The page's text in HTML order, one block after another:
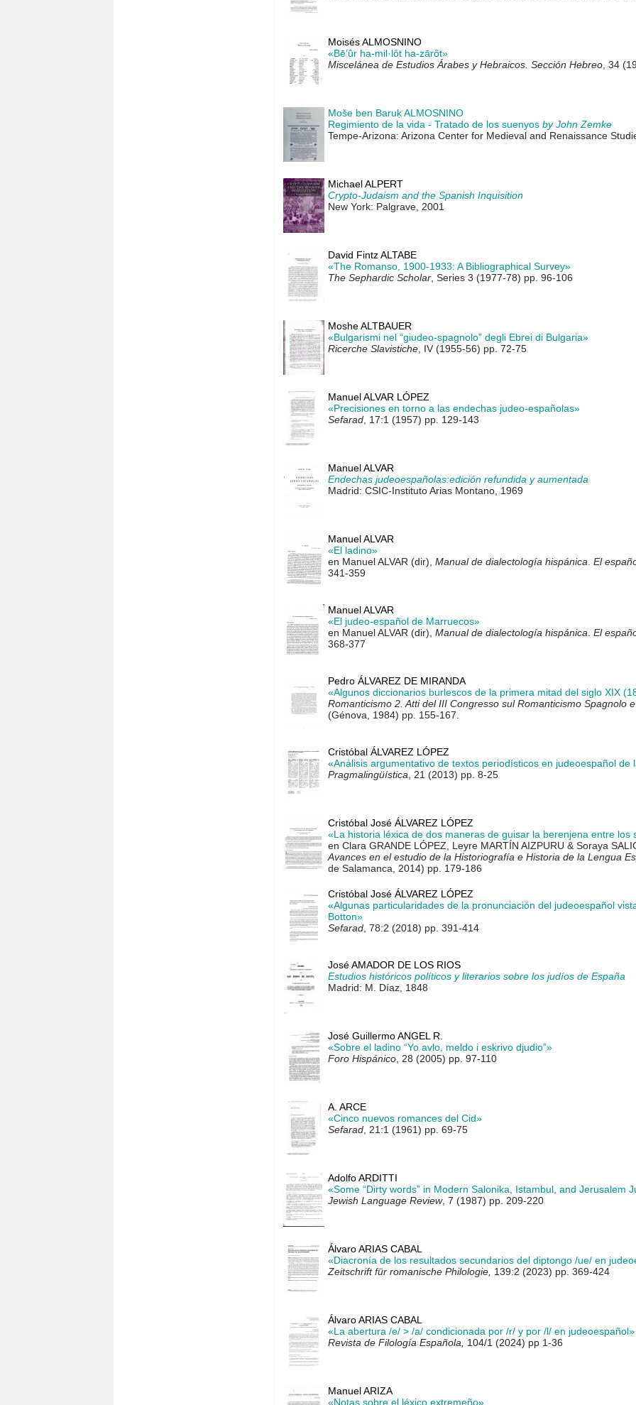
Moisés ALMOSNINO
«Bē’ûr ha-mil·lȏt ha-zārȏt»
Miscelánea de Estudios Árabes y Hebraicos. Sección Hebreo , 34
Moše ben Baruḳ ALMOSNINO
Regimiento de la vida - Tratado de los suenyos by John Zemke
Tempe-Arizona: Arizona Center for Medieval and Renaissance
Michael ALPERT
Crypto-Judaism and the Spanish Inquisition
New York: Palgrave, 2001
David Fintz ALTABE
«The Romanso, 1900-1933: A Bibliographical Survey»
The Sephardic Scholar , Series 3 (1977-78) pp. 96-106
Moshe ALTBAUER
«Bulgarismi nel “giudeo-spagnolo” degli Ebrei di Bulgaria»
Ricerche Slavistiche , IV (1955-56) pp. 72-75
Manuel ALVAR LÓPEZ
«Precisiones en torno a las endechas judeo-españolas»
Sefarad , 17:1 (1957) pp. 129-143
Manuel ALVAR
Endechas judeoespañolas:edición refundida y aumentada
Madrid: CSIC-Instituto Arias Montano, 1969
Manuel ALVAR
«El ladino»
en Manuel ALVAR (dir), Manual de dialectología hispánica El
341-359
Manuel ALVAR
«El judeo-español de Marruecos»
en Manuel ALVAR (dir), Manual de dialectología hispánica El
368-377
Pedro ÁLVAREZ DE MIRANDA
«Algunos diccionarios burlescos de la primera mitad del siglo XIX
Romanticismo 2. Atti del III Congresso sul Romanticismo Spagnolo
(Génova, 1984) pp. 155-167.
Cristóbal ÁLVAREZ LÓPEZ
«Análisis argumentativo de textos periodísticos en judeoespañol de
Pragmalingüística , 21 (2013) pp. 8-25
Cristóbal José ÁLVAREZ LÓPEZ
«La historia léxica de dos maneras de guisar la berenjena entre los
en Clara GRANDE LÓPEZ, Leyre MARTÍN AIZPURU & Soraya
Avances en el estudio de la Historiografía e Historia de la Lengua
de Salamanca, 2014) pp. 179-186
Cristóbal José ÁLVAREZ LÓPEZ
«Algunas particularidades de la pronunciación del judeoespañol
Botton»
Sefarad , 78:2 (2018) pp. 391-414
José AMADOR DE LOS RIOS
Estudios históricos políticos y literarios sobre los judíos de España
Madrid: M. Díaz, 1848
José Guillermo ANGEL R.
«Sobre el ladino “Yo avlo, meldo i eskrivo djudio”»
Foro Hispánico , 28 (2005) pp. 97-110
A. ARCE
«Cinco nuevos romances del Cid»
Sefarad , 21:1 (1961) pp. 69-75
Adolfo ARDITTI
«Some “Dirty words” in Modern Salonika, Istambul, and Jerusalem
Jewish Language Review, 7 (1987) pp. 209-220
Álvaro ARIAS CABAL
«Diacronía de los resultados secundarios del diptongo /ue/ en
Zeitschrift für romanische Philologie, 139:2 (2023) pp. 369-424
Álvaro ARIAS CABAL
«La abertura /e/ > /a/ condicionada por /r/ y por /l/ en judeoespañol»
Revista de Filología Española,
104/1 (2024) pp 1-36
Manuel ARIZA
«Notas sobre el léxico extremeño»